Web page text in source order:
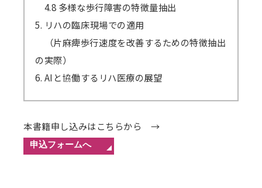
4.8 多様な歩行障害の特徴量抽出
5. リハの臨床現場での適用
（片麻痺歩行速度を改善するための特徴抽出
の実際）
6. AIと協働するリハ医療の展望
本書籍申し込みはこちらから →